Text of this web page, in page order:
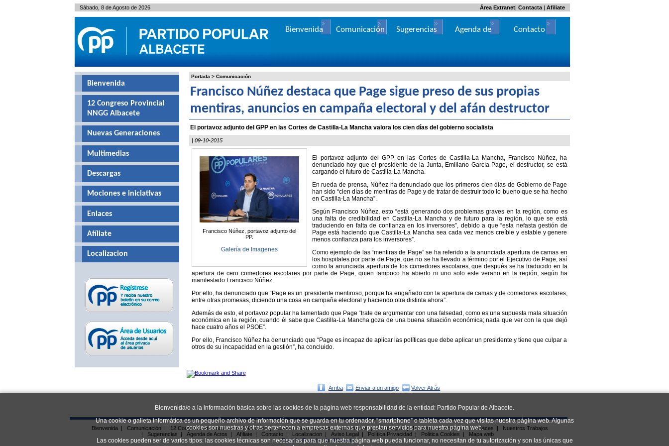
Bienvenida/o a la información básica sobre las cookies de la página web responsabilidad de la entidad: Partido Popular de Albacete.
Una cookie o galleta informática es un pequeño archivo de información que se guarda en tu ordenador, “smartphone” o tableta cada vez que visitas nuestra página web. Algunas
cookies son nuestras y otras pertenecen a empresas externas que prestan servicios para nuestra página web.
Las cookies pueden ser de varios tipos: las cookies técnicas son necesarias para que nuestra página web pueda funcionar, no necesitan de tu autorización y son las únicas que
Portada > Comunicación
Francisco Núñez destaca que Page sigue preso de sus propias
mentiras, anuncios en campaña electoral y del afán destructor
El portavoz adjunto del GPP en las Cortes de Castilla-La Mancha valora los cien días del gobierno socialista
| 09-10-2015
Francisco Núñez, portavoz adjunto del
PP.
Galería de Imagenes
El portavoz adjunto del GPP en las Cortes de Castilla-La Mancha, Francisco Núñez, ha
denunciado hoy que el presidente de la Junta, Emiliano García-Page, el destructor, se está
cargando el futuro de Castilla-La Mancha.
En rueda de prensa, Núñez ha denunciado que los primeros cien días de Gobierno de Page
han sido “cien días de mentiras de Page y de tratar de destruir todo lo bueno que se ha hecho
en Castilla-La Mancha”.
Según Francisco Núñez, esto “está generando dos problemas graves en la región, como es
una falta de credibilidad en Castilla-La Mancha y de futuro para la región, lo que se está
traduciendo en falta de confianza en los inversores”, debido a que “esta nefasta gestión de
Page está haciendo que Castilla-La Mancha sea cada vez menos creíble y estable y genere
menos confianza para los inversores”.
Como ejemplo de las “mentiras de Page” se ha referido a la anunciada apertura de camas en
los hospitales por parte de Page, que no se ha llevado a término por el Ejecutivo de Page, así
como la anunciada apertura de los comedores escolares, que después se ha traducido en la
apertura de cero comedores escolares por parte de Page, quien tampoco ha abierto ni uno solo este verano en la región, según ha
manifestado Francisco Núñez.
Por ello, ha denunciado que “Page es un presidente mentiroso, porque ha engañado con la apertura de camas y de comedores escolares,
entre otras promesas, diciendo una cosa en campaña electoral y haciendo otra distinta ahora”.
Además de esto, el portavoz popular ha lamentado que Page “trate de argumentar con una falsedad, como es una supuesta mala situación
económica en la región, cuando él sabe que Castilla-La Mancha goza de una buena situación económica; nada que ver con la que dejó
hace cuatro años el PSOE”.
Por ello, Francisco Núñez ha denunciado que “Page es incapaz de aplicar las políticas que debe aplicar un presidente y tiene que culpar a
otros de su incapacidad en la gestión”, ha concluido.
Arriba Enviar a un amigo Volver Atrás
Bienvenida
12 Congreso Provincial
NNGG Albacete
Nuevas Generaciones
Multimedias
Descargas
Mociones e iniciativas
Enlaces
Afíliate
Localizacion
Sábado, 8 de Agosto de 2026 | Contacta| Afiliate
Área Extranet
Bienvenida Comunicación Sugerencias
Agenda de
Contacto
Bienvenida | Comunicación | 12 Congreso Provincial NNGG Albacete | Nuevas Generaciones | Multimedias | Descargas | Mociones e iniciativas | Enlaces |
Nuestros Trabajos
|
Sugerencias | Agenda de Actos | Afíliate | Contacto | Localizacion | Aviso Legal | Política Privacidad | Política Cookies |
Mapa web
Partido Popular de Albacete